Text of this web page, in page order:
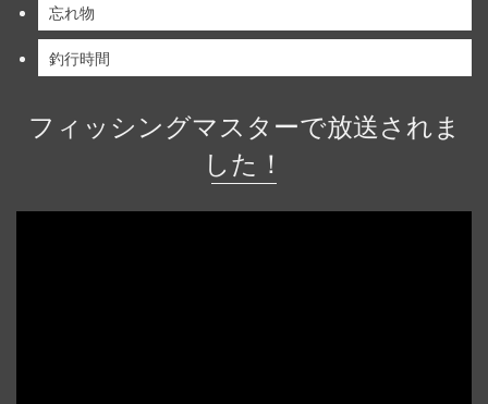
忘れ物
釣行時間
フィッシングマスターで放送されま
した！